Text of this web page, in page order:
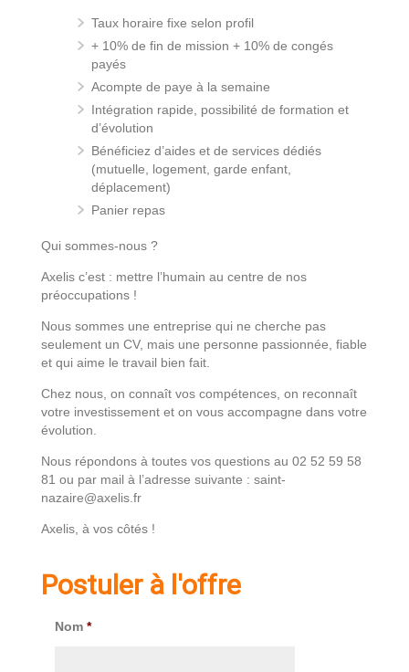
Taux horaire fixe selon profil
+ 10% de fin de mission + 10% de congés
payés
Acompte de paye à la semaine
Intégration rapide, possibilité de formation et
d’évolution
Bénéficiez d’aides et de services dédiés
(mutuelle, logement, garde enfant,
déplacement)
Panier repas
Qui sommes-nous ?
Axelis c’est : mettre l’humain au centre de nos
préoccupations !
Nous sommes une entreprise qui ne cherche pas
seulement un CV, mais une personne passionnée, fiable
et qui aime le travail bien fait.
Chez nous, on connaît vos compétences, on reconnaît
votre investissement et on vous accompagne dans votre
évolution.
Nous répondons à toutes vos questions au 02 52 59 58
81 ou par mail à l’adresse suivante : saint-
nazaire@axelis.fr
Axelis, à vos côtés !
Postuler à l'offre
Nom *